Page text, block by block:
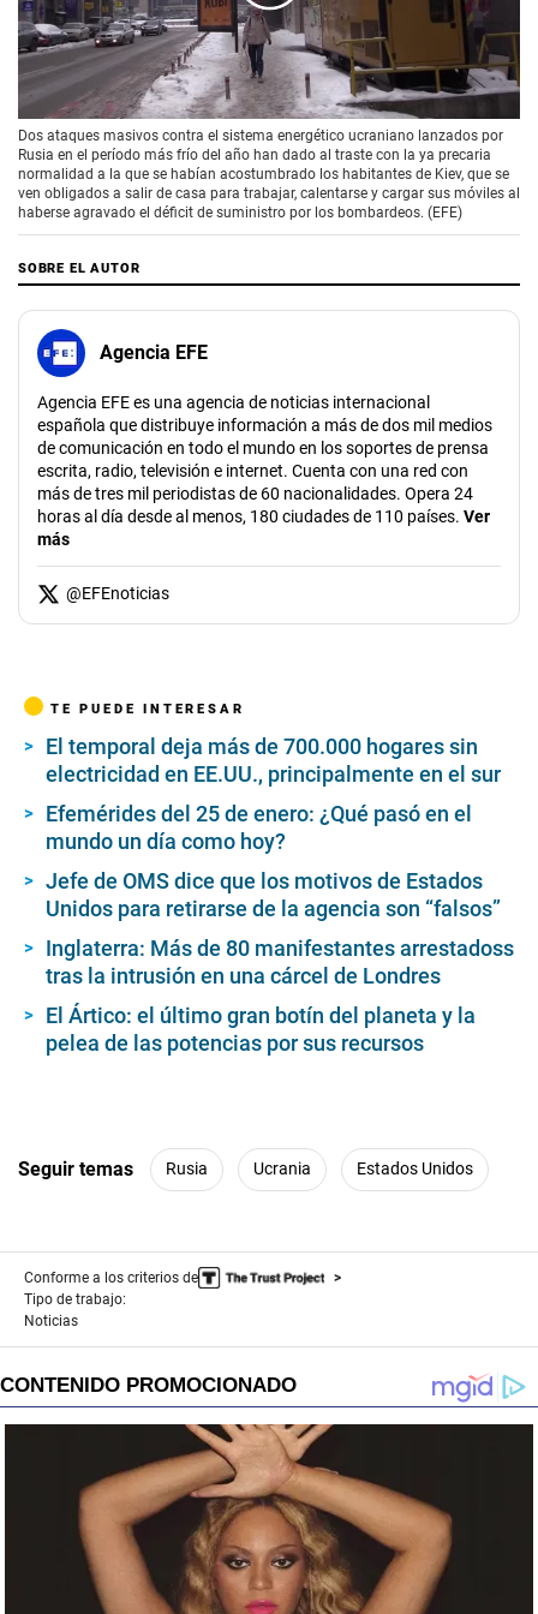
00:00/01:33
Dos ataques masivos contra el sistema energético ucraniano lanzados por
Rusia en el período más frío del año han dado al traste con la ya precaria
normalidad a la que se habían acostumbrado los habitantes de Kiev, que se
ven obligados a salir de casa para trabajar, calentarse y cargar sus móviles al
haberse agravado el déficit de suministro por los bombardeos. (EFE)
SOBRE EL AUTOR
Agencia EFE
Agencia EFE es una agencia de noticias internacional
española que distribuye información a más de dos mil medios
de comunicación en todo el mundo en los soportes de prensa
escrita, radio, televisión e internet. Cuenta con una red con
más de tres mil periodistas de 60 nacionalidades. Opera 24
horas al día desde al menos, 180 ciudades de 110 países. Ver
más
@EFEnoticias
TE PUEDE INTERESAR
El temporal deja más de 700.000 hogares sin
electricidad en EE.UU., principalmente en el sur
Efemérides del 25 de enero: ¿Qué pasó en el
mundo un día como hoy?
Jefe de OMS dice que los motivos de Estados
Unidos para retirarse de la agencia son “falsos”
Inglaterra: Más de 80 manifestantes arrestadoss
tras la intrusión en una cárcel de Londres
El Ártico: el último gran botín del planeta y la
pelea de las potencias por sus recursos
Seguir temas Rusia Ucrania Estados Unidos
Conforme a los criterios de
Tipo de trabajo:
Noticias